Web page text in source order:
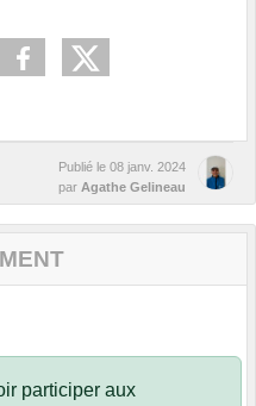
Publié le 08 janv. 2024
par Agathe Gelineau
participer aux